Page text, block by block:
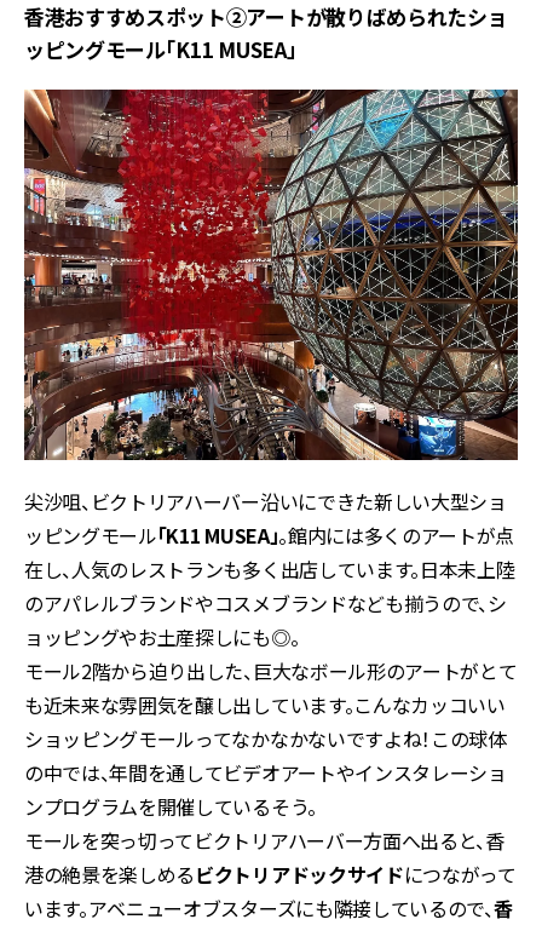
香港おすすめスポット②アートが散りばめられたショ
ッピングモール「K11 MUSEA」
尖沙咀、ビクトリアハーバー沿いにできた新しい大型ショ
ッピングモール「K11 MUSEA」。館内には多くのアートが点
在し、人気のレストランも多く出店しています。日本未上陸
のアパレルブランドやコスメブランドなども揃うので、シ
ョッピングやお土産探しにも◎。
モール2階から迫り出した、巨大なボール形のアートがとて
も近未来な雰囲気を醸し出しています。こんなカッコいい
ショッピングモールってなかなかないですよね！この球体
の中では、年間を通してビデオアートやインスタレーショ
ンプログラムを開催しているそう。
モールを突っ切ってビクトリアハーバー方面へ出ると、香
港の絶景を楽しめるビクトリアドックサイドにつながって
います。アベニューオブスターズにも隣接しているので、香